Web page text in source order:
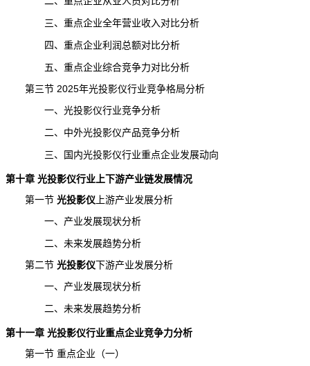
三、重点企业全年营业收入对比分析
四、重点企业利润总额对比分析
五、重点企业综合竞争力对比分析
第三节 2025年光投影仪行业竞争格局分析
一、光投影仪行业竞争分析
二、中外光投影仪产品竞争分析
三、国内光投影仪行业重点企业发展动向
第十章 光投影仪行业上下游产业链发展情况
第一节 光投影仪上游产业发展分析
一、产业发展现状分析
二、未来发展趋势分析
第二节 光投影仪下游产业发展分析
一、产业发展现状分析
二、未来发展趋势分析
第十一章 光投影仪行业重点企业竞争力分析
第一节 重点企业（一）